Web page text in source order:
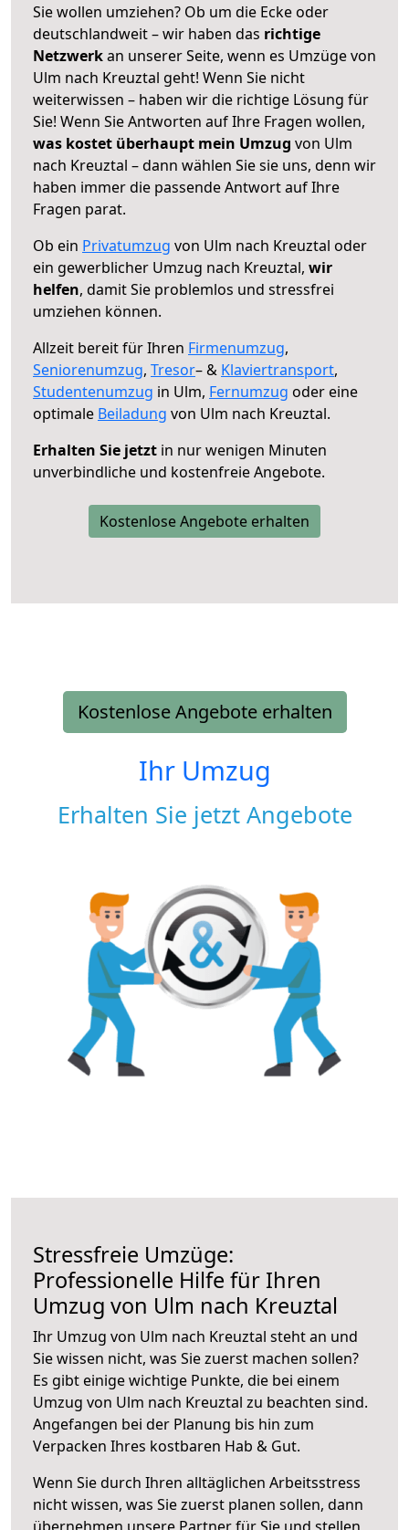
Sie wollen umziehen? Ob um die Ecke oder
deutschlandweit – wir haben das richtige
Netzwerkan unserer Seite, wenn es Umzüge von
Ulm nach Kreuztal geht! Wenn Sie nicht
weiterwissen – haben wir die richtige Lösung für
Sie! Wenn Sie Antworten auf Ihre Fragen wollen,
was kostet überhaupt mein Umzug von Ulm
nach Kreuztal – dann wählen Sie sie uns, denn wir
haben immer die passende Antwort auf Ihre
Fragen parat.
Ob ein Privatumzug von Ulm nach Kreuztal oder
ein gewerblicher Umzug nach Kreuztal, wir
helfen, damit Sie problemlos und stressfrei
umziehen können.
Allzeit bereit für Ihren Firmenumzug,
Seniorenumzug, Tresor– & Klaviertransport,
Studentenumzug in Ulm, Fernumzug oder eine
optimale Beiladung von Ulm nach Kreuztal.
Erhalten Sie jetzt in nur wenigen Minuten
unverbindliche und kostenfreie Angebote.
Kostenlose Angebote erhalten
Kostenlose Angebote erhalten
Ihr Umzug
Erhalten Sie jetzt Angebote
Stressfreie Umzüge:
Professionelle Hilfe für Ihren
Umzug von Ulm nach Kreuztal
Ihr Umzug von Ulm nach Kreuztal steht an und
Sie wissen nicht, was Sie zuerst machen sollen?
Es gibt einige wichtige Punkte, die bei einem
Umzug von Ulm nach Kreuztal zu beachten sind.
Angefangen bei der Planung bis hin zum
Verpacken Ihres kostbaren Hab & Gut.
Wenn Sie durch Ihren alltäglichen Arbeitsstress
nicht wissen, was Sie zuerst planen sollen, dann